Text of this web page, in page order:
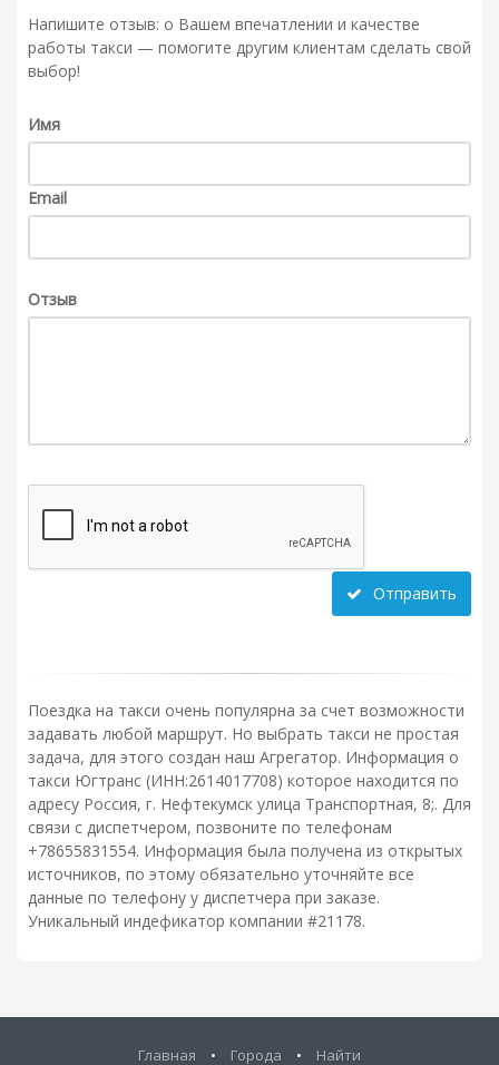
Напишите отзыв: о Вашем впечатлении и качестве
работы такси — помогите другим клиентам сделать свой
выбор!
Имя
Email
Отзыв
Отправить
Поездка на такси очень популярна за счет возможности
задавать любой маршрут. Но выбрать такси не простая
задача, для этого создан наш Агрегатор. Информация о
такси Югтранс (ИНН:2614017708) которое находится по
адресу Россия, г. Нефтекумск улица Транспортная, 8;. Для
связи с диспетчером, позвоните по телефонам
+78655831554. Информация была получена из открытых
источников, по этому обязательно уточняйте все
данные по телефону у диспетчера при заказе.
Уникальный индефикатор компании #21178.
Главная • Города • Найти